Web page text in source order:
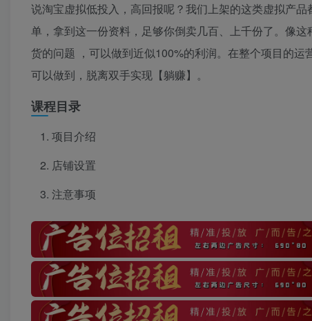
说淘宝虚拟低投入，高回报呢？我们上架的这类虚拟产
单，拿到这一份资料，足够你倒卖几百、上千份了。像
货的问题 ，可以做到近似100%的利润。在整个项目的
可以做到，脱离双手实现【躺赚】。
课程目录
项目介绍
店铺设置
注意事项